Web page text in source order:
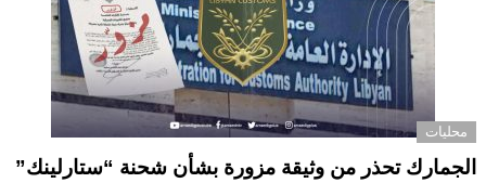
محليات
الجمارك تحذر من وثيقة مزورة بشأن شحنة “ستارلينك”